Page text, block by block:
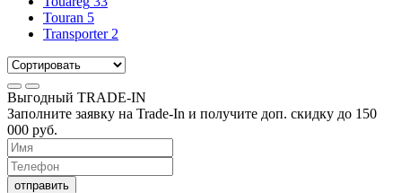
Touran 5
Transporter 2
Выгодный TRADE-IN
Заполните заявку на Trade-In и получите доп. скидку до 150
000 руб.
отправить